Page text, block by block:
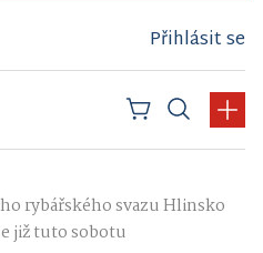
Přihlásit se
rybářského svazu Hlinsko
již tuto sobotu